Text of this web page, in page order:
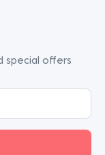
special offers